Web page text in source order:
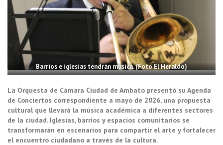
Barrios e iglesias tendrán música. (Foto El Heraldo)
La Orquesta de Cámara Ciudad de Ambato presentó su Agenda
de Conciertos correspondiente a mayo de 2026, una propuesta
cultural que llevará la música académica a diferentes sectores
de la ciudad. Iglesias, barrios y espacios comunitarios se
transformarán en escenarios para compartir el arte y fortalecer
el encuentro ciudadano a través de la cultura.